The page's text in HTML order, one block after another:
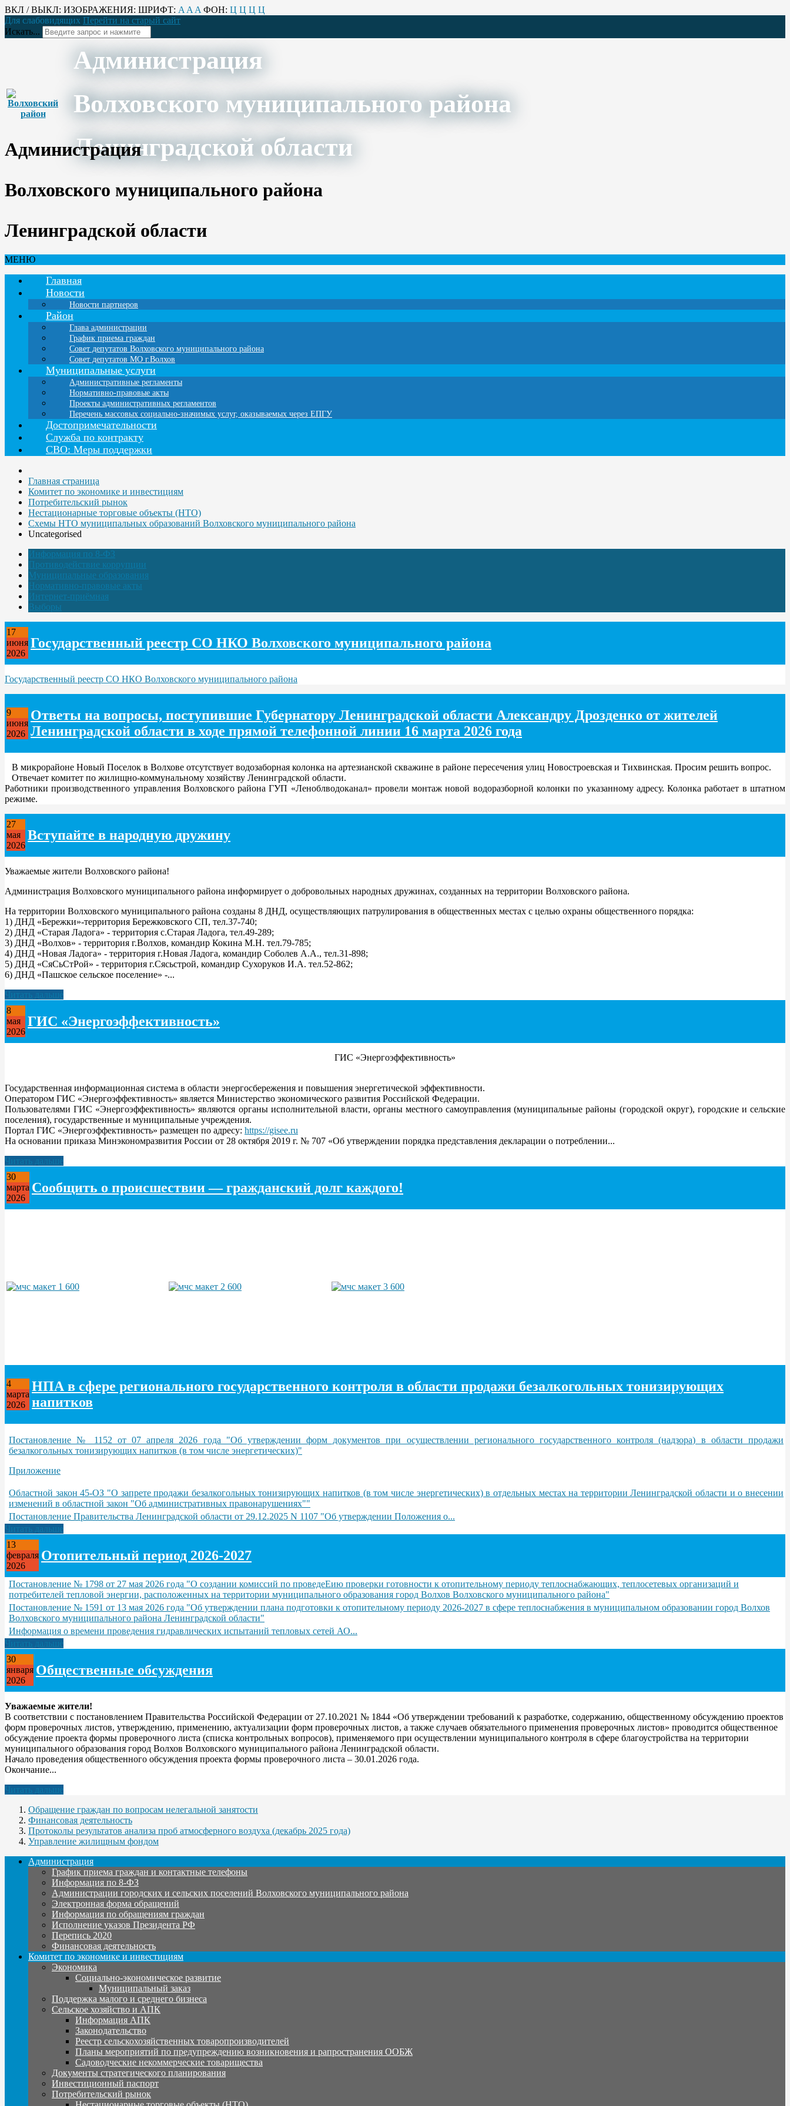
ВКЛ / ВЫКЛ: ИЗОБРАЖЕНИЯ: ШРИФТ: A A A ФОН: Ц Ц Ц Ц
Для слабовидящих Перейти на старый сайт
Искать...
Администрация
Волховского муниципального района
Ленинградской области
Администрация
Волховского муниципального района
Ленинградской области
МЕНЮ
Главная
Новости
Новости партнеров
Район
Глава администрации
График приема граждан
Совет депутатов Волховского муниципального района
Совет депутатов МО г.Волхов
Муниципальные услуги
Административные регламенты
Нормативно-правовые акты
Проекты административных регламентов
Перечень массовых социально-значимых услуг, оказываемых через ЕПГУ
Достопримечательности
Служба по контракту
СВО: Меры поддержки
Главная страница
Комитет по экономике и инвестициям
Потребительский рынок
Нестационарные торговые объекты (НТО)
Схемы НТО муниципальных образований Волховского муниципального района
Uncategorised
Информация по 8-ФЗ
Противодействие коррупции
Муниципальные образования
Нормативно-правовые акты
Интернет-приёмная
Выборы
17
июня
2026
Государственный реестр СО НКО Волховского муниципального района
Государственный реестр СО НКО Волховского муниципального района
9
июня
2026
Ответы на вопросы, поступившие Губернатору Ленинградской области Александру Дрозденко от жителей
Ленинградской области в ходе прямой телефонной линии 16 марта 2026 года
В микрорайоне Новый Поселок в Волхове отсутствует водозаборная колонка на артезианской скважине в районе пересечения улиц Новостроевская и Тихвинская. Просим решить вопрос.
Отвечает комитет по жилищно-коммунальному хозяйству Ленинградской области.
Работники производственного управления Волховского района ГУП «Леноблводоканал» провели монтаж новой водоразборной колонки по указанному адресу. Колонка работает в штатном
режиме.
27
мая
2026
Вступайте в народную дружину
Уважаемые жители Волховского района!
Администрация Волховского муниципального района информирует о добровольных народных дружинах, созданных на территории Волховского района.
На территории Волховского муниципального района созданы 8 ДНД, осуществляющих патрулирования в общественных местах с целью охраны общественного порядка:
1) ДНД «Бережки»-территория Бережковского СП, тел.37-740;
2) ДНД «Старая Ладога» - территория с.Старая Ладога, тел.49-289;
3) ДНД «Волхов» - территория г.Волхов, командир Кокина М.Н. тел.79-785;
4) ДНД «Новая Ладога» - территория г.Новая Ладога, командир Соболев А.А., тел.31-898;
5) ДНД «СяСьСтРой» - территория г.Сясьстрой, командир Сухоруков И.А. тел.52-862;
6) ДНД «Пашское сельское поселение» -...
Читать дальше
8
мая
2026
ГИС «Энергоэффективность»
ГИС «Энергоэффективность»
Государственная информационная система в области энергосбережения и повышения энергетической эффективности.
Оператором ГИС «Энергоэффективность» является Министерство экономического развития Российской Федерации.
Пользователями ГИС «Энергоэффективность» являются органы исполнительной власти, органы местного самоуправления (муниципальные районы (городской округ), городские и сельские
поселения), государственные и муниципальные учреждения.
Портал ГИС «Энергоэффективность» размещен по адресу: https://gisee.ru
На основании приказа Минэкономразвития России от 28 октября 2019 г. № 707 «Об утверждении порядка представления декларации о потреблении...
Читать дальше
30
марта
2026
Сообщить о происшествии — гражданский долг каждого!
4
марта
2026
НПА в сфере регионального государственного контроля в области продажи безалкогольных тонизирующих
напитков
Постановление № 1152 от 07 апреля 2026 года "Об утверждении форм документов при осуществлении регионального государственного контроля (надзора) в области продажи
безалкогольных тонизирующих напитков (в том числе энергетических)"
Приложение
Областной закон 45-ОЗ "О запрете продажи безалкогольных тонизирующих напитков (в том числе энергетических) в отдельных местах на территории Ленинградской области и о внесении
изменений в областной закон "Об административных правонарушениях""
Постановление Правительства Ленинградской области от 29.12.2025 N 1107 "Об утверждении Положения о...
Читать дальше
13
февраля
2026
Отопительный период 2026-2027
Постановление № 1798 от 27 мая 2026 года "О создании комиссий по проведеЕию проверки готовности к отопительному периоду теплоснабжающих, теплосетевых организаций и
потребителей тепловой энергии, расположенных на территории муниципального образования город Волхов Волховского муниципального района"
Постановление № 1591 от 13 мая 2026 года "Об утверждении плана подготовки к отопительному периоду 2026-2027 в сфере теплоснабжения в муниципальном образовании город Волхов
Волховского муниципального района Ленинградской области"
Информация о времени проведения гидравлических испытаний тепловых сетей АО...
Читать дальше
30
января
2026
Общественные обсуждения
Уважаемые жители!
В соответствии с постановлением Правительства Российской Федерации от 27.10.2021 № 1844 «Об утверждении требований к разработке, содержанию, общественному обсуждению проектов
форм проверочных листов, утверждению, применению, актуализации форм проверочных листов, а также случаев обязательного применения проверочных листов» проводится общественное
обсуждение проекта формы проверочного листа (списка контрольных вопросов), применяемого при осуществлении муниципального контроля в сфере благоустройства на территории
муниципального образования город Волхов Волховского муниципального района Ленинградской области.
Начало проведения общественного обсуждения проекта формы проверочного листа – 30.01.2026 года.
Окончание...
Читать дальше
Обращение граждан по вопросам нелегальной занятости
Финансовая деятельность
Протоколы результатов анализа проб атмосферного воздуха (декабрь 2025 года)
Управление жилищным фондом
Администрация
График приема граждан и контактные телефоны
Информация по 8-ФЗ
Администрации городских и сельских поселений Волховского муниципального района
Электронная форма обращений
Информация по обращениям граждан
Исполнение указов Президента РФ
Перепись 2020
Финансовая деятельность
Комитет по экономике и инвестициям
Экономика
Социально-экономическое развитие
Муниципальный заказ
Поддержка малого и среднего бизнеса
Сельское хозяйство и АПК
Информация АПК
Законодательство
Реестр сельскохозяйственных товаропроизводителей
Планы мероприятий по предупреждению возникновения и рапространения ООБЖ
Садоводческие некоммерческие товарищества
Документы стратегического планирования
Инвестиционный паспорт
Потребительский рынок